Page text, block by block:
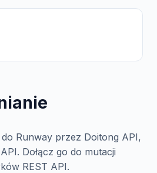
Runway przez Doitong API,
Dołącz go do mutacji
REST API.